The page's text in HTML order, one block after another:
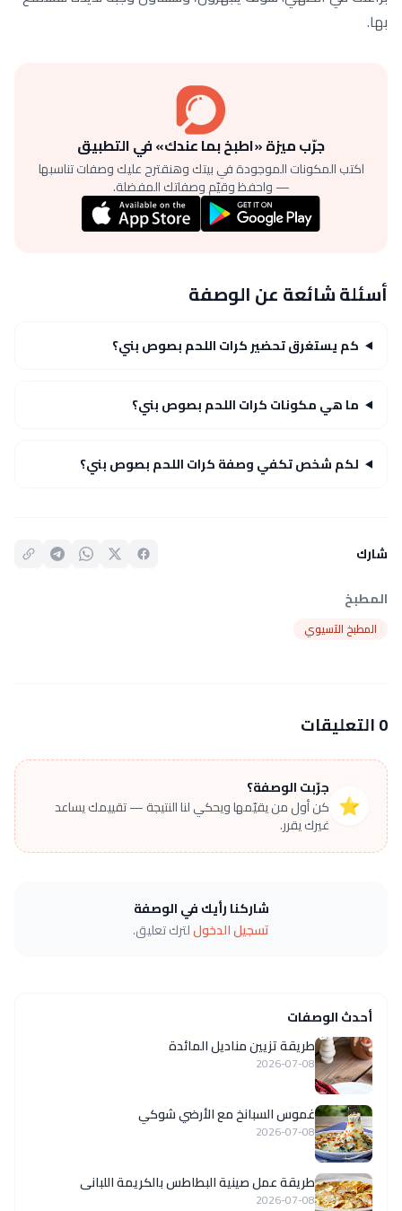
بها.
جرّب ميزة «اطبخ بما عندك» في التطبيق
اكتب المكونات الموجودة في بيتك وهنقترح عليك وصفات تناسبها
— واحفظ وقيّم وصفاتك المفضلة.
أسئلة شائعة عن الوصفة
كم يستغرق تحضير كرات اللحم بصوص بني؟
ما هي مكونات كرات اللحم بصوص بني؟
لكم شخص تكفي وصفة كرات اللحم بصوص بني؟
شارك
المطبخ
المطبخ الآسيوي
0 التعليقات
⭐
جرّبت الوصفة؟
كن أول من يقيّمها ويحكي لنا النتيجة — تقييمك يساعد
غيرك يقرر.
شاركنا رأيك في الوصفة
تسجيل الدخوللترك تعليق.
أحدث الوصفات
طريقة تزيين مناديل المائدة
2026-07-08
غموس السبانخ مع الأرضي شوكي
2026-07-08
طريقة عمل صينية البطاطس بالكريمة اللبانى
2026-07-08